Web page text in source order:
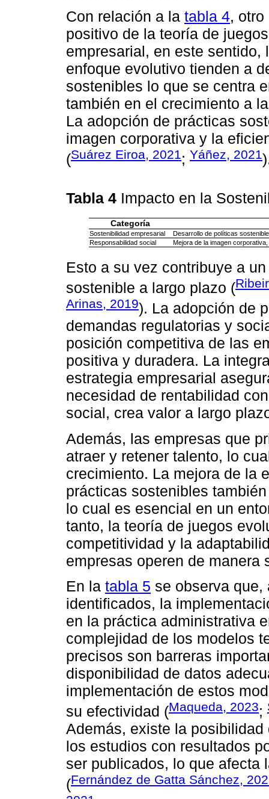
Con relación a la tabla 4,
positivo de la teoría de
empresarial, en este sentido,
enfoque evolutivo tienden a
sostenibles lo que se centra
también en el crecimiento a
La adopción de prácticas
imagen corporativa y la
(Suárez Eiroa, 2021 ; Yáñez, 2021
Tabla 4 Impacto en la
Categoría
Sostenibilidad empresarial
Desarrollo de políticas
Responsabilidad social
Mejora de la imagen
Esto a su vez contribuye a
sostenible a largo plazo (
Arinas, 2019). La adopción de
demandas regulatorias y
posición competitiva de las
positiva y duradera. La
estrategia empresarial
necesidad de rentabilidad
social, crea valor a largo
Además, las empresas que
atraer y retener talento, lo
crecimiento. La mejora de la
prácticas sostenibles
lo cual es esencial en un
tanto, la teoría de juegos
competitividad y la
empresas operen de manera
En la tabla 5 se observa
identificados, la
en la práctica administrativa
complejidad de los modelos
precisos son barreras
disponibilidad de datos
implementación de estos
su efectividad (Maqueda, 2023;
Además, existe la
los estudios con resultados
ser publicados, lo que afecta
(Fernández de Gatta Sánchez,